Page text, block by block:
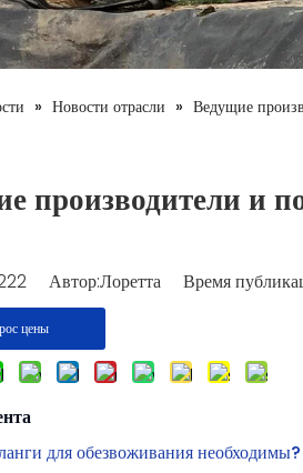
» Новости отрасли » Ведущие
производители и
Автор:Лоретта Время
цены
для обезвоживания необходимы?